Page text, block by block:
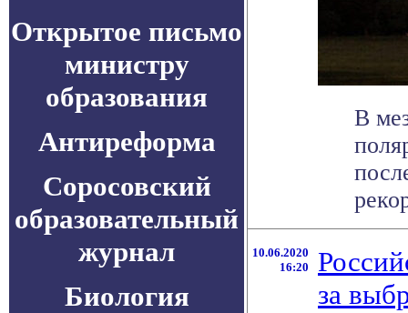
Открытое письмо
министру
образования
Антиреформа
Соросовский
образовательный
журнал
Биология
В
10.06.2020
16:20
за